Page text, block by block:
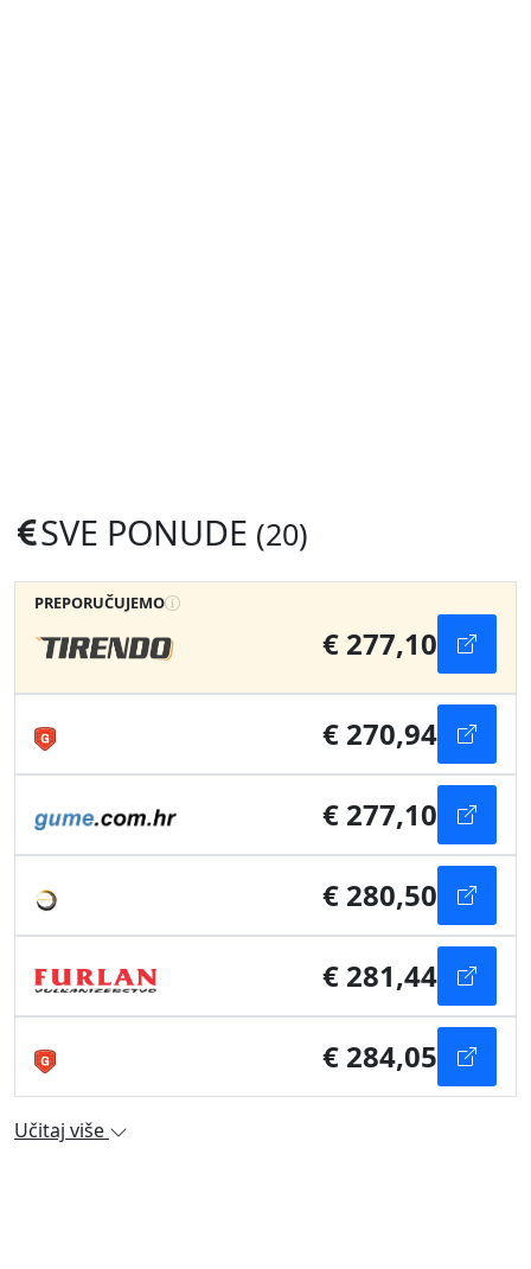
SVE PONUDE (20)
PREPORUČUJEMO
€ 277,10
€ 270,94
€ 277,10
€ 280,50
€ 281,44
€ 284,05
Učitaj više